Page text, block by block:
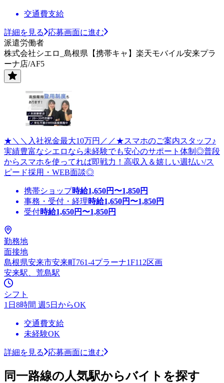
交通費支給
詳細を見る
応募画面に進む
派遣労働者
株式会社シエロ_島根県【携帯キャ】楽天モバイル安来プラ
ーナ店/AF5
★＼＼入社祝金最大10万円／／★スマホのご案内スタッフ♪
実績豊富なシエロなら未経験でも安心のサポート体制◎普段
からスマホを使ってれば即戦力！高収入＆嬉しい週払い/ス
ピード採用・WEB面談◎
携帯ショップ時給1,650円〜1,850円
事務・受付・経理時給1,650円〜1,850円
受付時給1,650円〜1,850円
勤務地
面接地
島根県安来市安来町761-4プラーナ1F112区画
安来駅、荒島駅
シフト
1日8時間 週5日からOK
交通費支給
未経験OK
詳細を見る 応募画面に進む
同一路線の人気駅からバイトを探す